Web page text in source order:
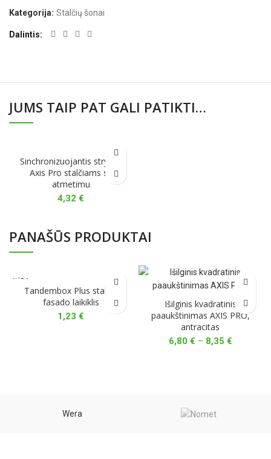
Kategorija: Stalčių šonai
Dalintis
JUMS TAIP PAT GALI PATIKTI…
Sinchronizuojantis strypas
Axis Pro stalčiams su
atmetimu
4,32 €
PANAŠŪS PRODUKTAI
NĖRA
Tandembox Plus stalčių
fasado laikiklis
1,23 €
Išilginis kvadratinis
paaukštinimas AXIS PRO,
antracitas
6,80 € – 8,35 €Price
Wera